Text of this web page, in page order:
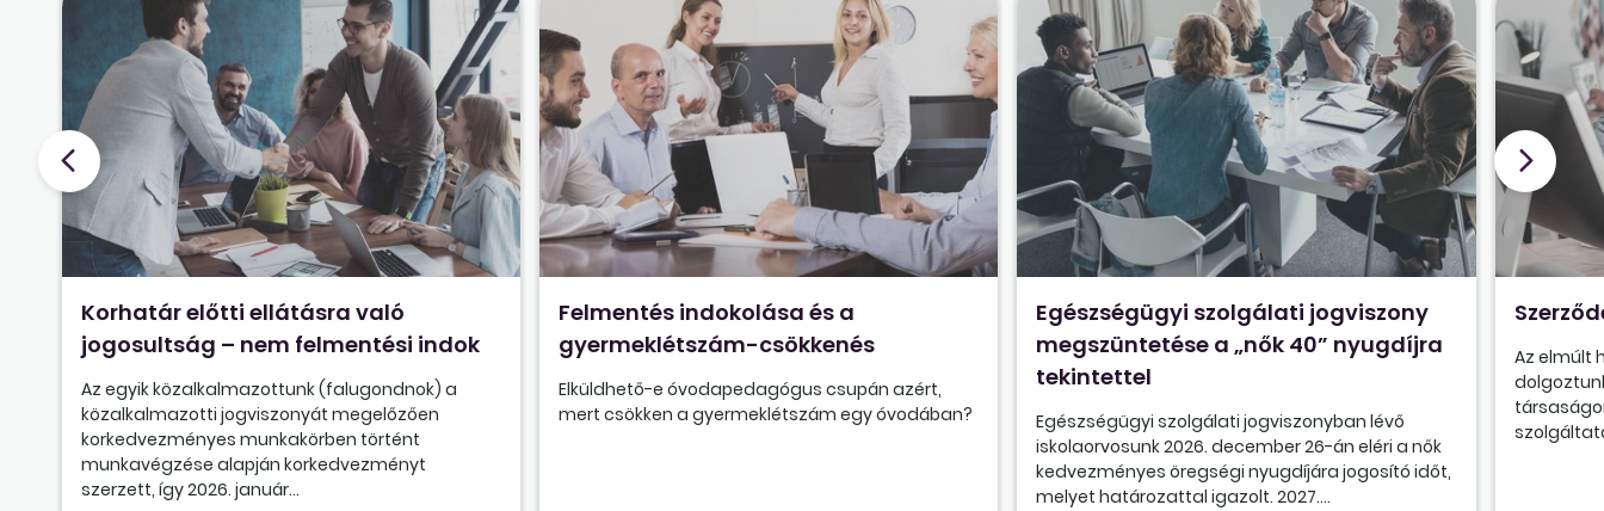
Korhatár előtti ellátásra való
jogosultság – nem felmentési indok
Az egyik közalkalmazottunk (falugondnok) a
közalkalmazotti jogviszonyát megelőzően
korkedvezményes munkakörben történt
munkavégzése alapján korkedvezményt
szerzett, így 2026. január...
Felmentés indokolása és a
gyermeklétszám-csökkenés
Elküldhető-e óvodapedagógus csupán azért,
mert csökken a gyermeklétszám egy óvodában?
Egészségügyi szolgálati jogviszony
megszüntetése a „nők 40” nyugdíjra
tekintettel
Egészségügyi szolgálati jogviszonyban lévő
iskolaorvosunk 2026. december 26-án eléri a nők
kedvezményes öregségi nyugdíjára jogosító időt,
melyet határozattal igazolt. 2027....
Az elmúlt